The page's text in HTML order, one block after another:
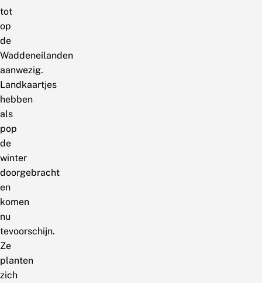
tot
op
de
Waddeneilanden
aanwezig.
Landkaartjes
hebben
als
pop
de
winter
doorgebracht
en
komen
nu
tevoorschijn.
Ze
planten
zich